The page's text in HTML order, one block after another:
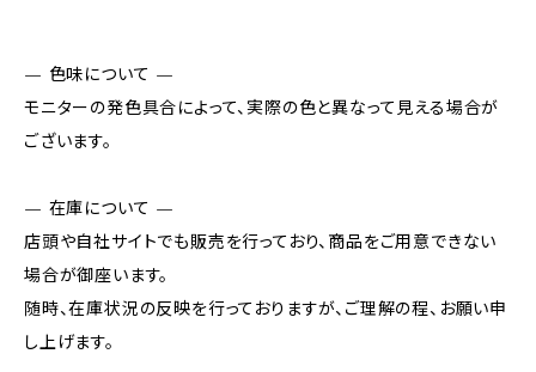
— 色味について —
モニターの発色具合によって、実際の色と異なって見える場合が
ございます。
— 在庫について —
店頭や自社サイトでも販売を行っており、商品をご用意できない
場合が御座います。
随時、在庫状況の反映を行っておりますが、ご理解の程、お願い申
し上げます。